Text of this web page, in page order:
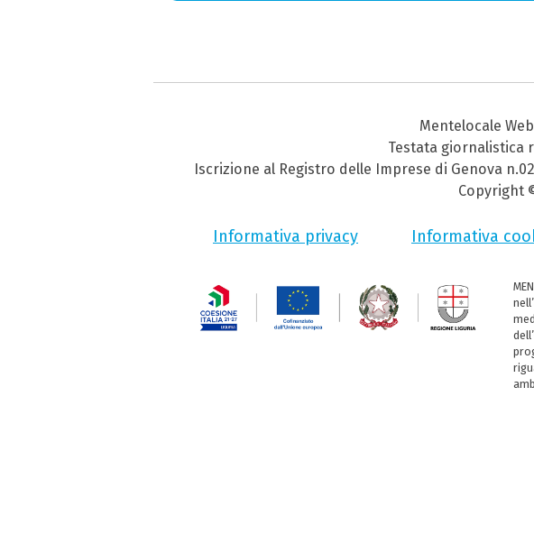
Mentelocale
Testata giornalistica
Iscrizione al Registro delle Imprese di Genova
Copyright
Informativa privacy Informativa